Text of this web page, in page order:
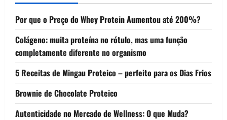
Por que o Preço do Whey Protein Aumentou até 200%?
Colágeno: muita proteína no rótulo, mas uma função
completamente diferente no organismo
5 Receitas de Mingau Proteico – perfeito para os Dias Frios
Brownie de Chocolate Proteico
Autenticidade no Mercado de Wellness: O que Muda?